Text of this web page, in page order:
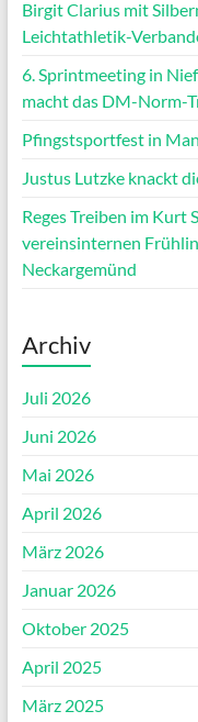
Birgit Clarius mit
Leichtathletik-
6. Sprintmeeting in
macht das DM-Norm-
Pfingstsportfest in
Justus Lutzke knackt
Reges Treiben im Kurt
vereinsinternen
Neckargemünd
Archiv
Juli 2026
Juni 2026
Mai 2026
April 2026
März 2026
Januar 2026
Oktober 2025
April 2025
März 2025